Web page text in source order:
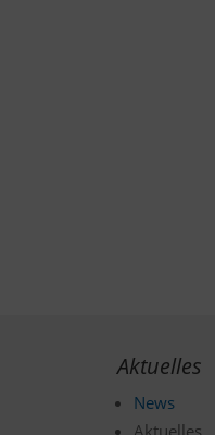
Aktuelles
News